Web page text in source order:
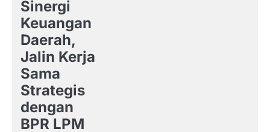
Sinergi
Keuangan
Daerah,
Jalin Kerja
Sama
Strategis
dengan
BPR LPM